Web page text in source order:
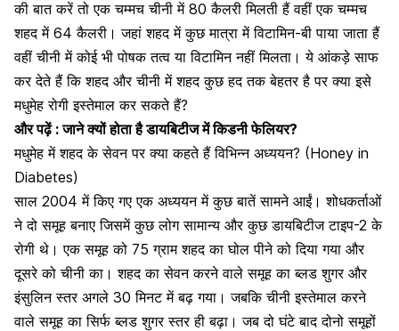
की बात करें तो एक चम्मच चीनी में 80 कैलरी मिलती हैं वहीं एक चम्मच
शहद में 64 कैलरी। जहांशहद में कुछ मात्रा में विटामिन-बी पाया जाता हैं
वहीं चीनी में कोई भी पोषक तत्व या विटामिन नहीं मिलता। ये आंकड़े साफ
कर देते हैं कि शहद और चीनी में शहद कुछ हद तक बेहतर है पर क्या इसे
मधुमेह रोगी इस्तेमाल कर सकते हैं?
और पढ़ें :जाने क्यों होता है डायबिटीज में किडनी फेलियर?
मधुमेह में शहद के सेवन पर क्या कहते हैं विभिन्न अध्ययन? (Honey in
Diabetes)
साल 2004 में किए गए एक अध्ययन में कुछ बातें सामने आईं। शोधकर्ताओं
ने दो समूह बनाए जिसमें कुछ लोग सामान्य और कुछडायबिटीज टाइप-2 के
रोगी थे। एक समूह को 75 ग्राम शहद का घोल पीने को दिया गया और
दूसरे को चीनी का। शहद का सेवन करने वाले समूह का ब्लड शुगर और
इंसुलिन स्तर अगले 30 मिनट में बढ़ गया। जबकि चीनी इस्तेमाल करने
वाले समूह का सिर्फ ब्लड शुगर स्तर ही बढ़ा। जब दो घंटे बाद दोनो समूहों